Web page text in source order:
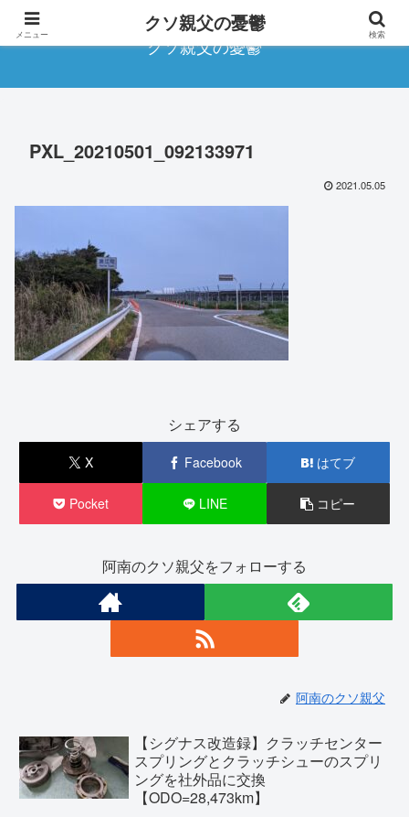
クソ親父の憂鬱
PXL_20210501_092133971
2021.05.05
シェアする
X Facebook はてブ
Pocket LINE コピー
阿南のクソ親父をフォローする
阿南のクソ親父
【シグナス改造録】クラッチセンター
スプリングとクラッチシューのスプリ
ングを社外品に交換
【ODO=28,473km】
メニュー クソ親父の憂鬱 検索